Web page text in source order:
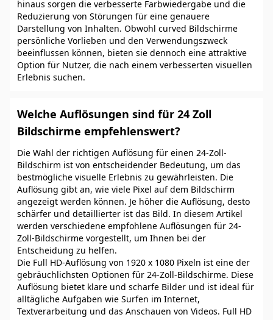
hinaus sorgen die verbesserte Farbwiedergabe und die
Reduzierung von Störungen für eine genauere
Darstellung von Inhalten. Obwohl curved Bildschirme
persönliche Vorlieben und den Verwendungszweck
beeinflussen können, bieten sie dennoch eine attraktive
Option für Nutzer, die nach einem verbesserten visuellen
Erlebnis suchen.
Welche Auflösungen sind für 24 Zoll
Bildschirme empfehlenswert?
Die Wahl der richtigen Auflösung für einen 24-Zoll-
Bildschirm ist von entscheidender Bedeutung, um das
bestmögliche visuelle Erlebnis zu gewährleisten. Die
Auflösung gibt an, wie viele Pixel auf dem Bildschirm
angezeigt werden können. Je höher die Auflösung, desto
schärfer und detaillierter ist das Bild. In diesem Artikel
werden verschiedene empfohlene Auflösungen für 24-
Zoll-Bildschirme vorgestellt, um Ihnen bei der
Entscheidung zu helfen.
Die Full HD-Auflösung von 1920 x 1080 Pixeln ist eine der
gebräuchlichsten Optionen für 24-Zoll-Bildschirme. Diese
Auflösung bietet klare und scharfe Bilder und ist ideal für
alltägliche Aufgaben wie Surfen im Internet,
Textverarbeitung und das Anschauen von Videos. Full HD